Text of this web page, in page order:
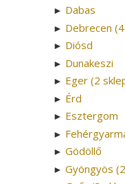
► Dabas
► Debrecen
► Diósd
► Dunakeszi
► Eger (2
► Érd
► Esztergom
►
► Gödöllő
► Gyöngyös